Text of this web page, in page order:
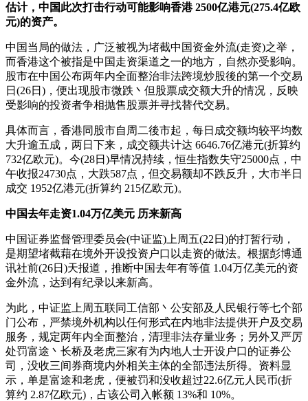
估计，中国此次打击行动可能影响香港 2500亿港元(275.4亿欧
元)的资产。
中国当局的做法，广泛被视为堵截中国资金外流(走资)之举，
而香港这个被指是中国走资渠道之一的地方，自然亦受影响。
股市在中国公布两年内全面整治非法跨境炒股後的第一个交易
日(26日)，便出现股市微跌丶但股票成交额大升的情况，反映
受影响的投资者争相抛售股票并寻找替代交易。
具体而言，香港同股市自周二後市起，每日成交额均较平均数
大升逾五成，两日下来，成交额共计达 6646.76亿港元(折算约
732亿欧元)。今(28日)早情况持续，恒生指数失守25000点，中
午收报24730点，大跌587点，但交易额却不跌反升，大市半日
成交 1952亿港元(折算约 215亿欧元)。
中国去年走资1.04万亿美元 历来新高
中国证券监督管理委员会(中证监)上周五(22日)的打暂行动，
是期望堵截藉在境外开设投资户口以走资的做法。根据彭博通
讯社前(26日)天报道，推断中国去年有等值 1.04万亿美元的资
金外流，达到有纪录以来新高。
为此，中证监上周五联同工信部丶公安部及人民银行等七个部
门公布，严禁境外机构以任何形式在内地非法提供开户及交易
服务，规定两年内全面整治，清理非法存量业务；另外又严厉
处罚富途丶长桥及老虎三家有为内地人士开设户口的证券公
司，没收三间券商境内外相关主体的全部违法所得。资料显
示，单是富途和老虎，便被罚和没收超过22.6亿元人民币(折
算约 2.87亿欧元)，占该公司入帐额 13%和 10%。